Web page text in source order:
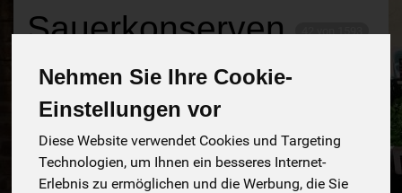
Nehmen Sie Ihre Cookie-
Einstellungen vor
Diese Website verwendet Cookies und Targeting
Technologien, um Ihnen ein besseres Internet-
Erlebnis zu ermöglichen und die Werbung, die Sie
Sauerkonserven 42 von 1593
12
Hersteller Ernährung Allergene